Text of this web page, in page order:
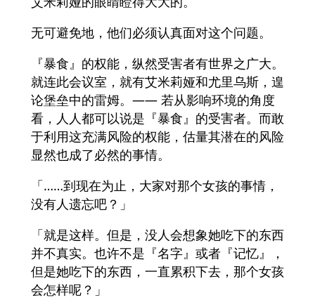
无可避免地，他们必须认真面对这个问题。
『暴食』的权能，纵然受害者有世界之广大。
就连此会议室，就有艾米莉娅和尤里乌斯，遑
论堡垒中的雷姆。—— 若从影响环境的角度
看，人人都可以说是『暴食』的受害者。而敢
于利用这充满风险的权能，估量其潜在的风险
显然也成了必然的事情。
「……到现在为止，大家对那个女孩的事情，
没有人遗忘吧？」
「就是这样。但是，没人会想象她吃下的东西
并不真实。也许不是『名字』或者『记忆』，
但是她吃下的东西，一直累积下去，那个女孩
会怎样呢？」